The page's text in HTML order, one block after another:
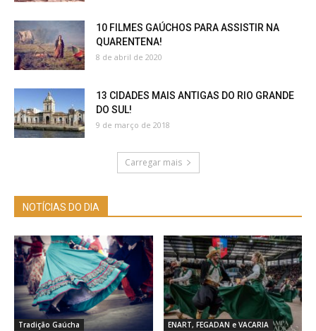
10 FILMES GAÚCHOS PARA ASSISTIR NA
QUARENTENA!
8 de abril de 2020
13 CIDADES MAIS ANTIGAS DO RIO GRANDE
DO SUL!
9 de março de 2018
Carregar mais
NOTÍCIAS DO DIA
Tradição Gaúcha ENART, FEGADAN e VACARIA